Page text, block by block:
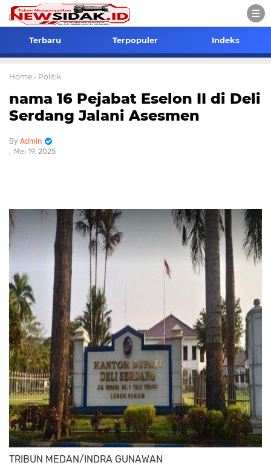
Terbaru Terpopuler Indeks
Home › Politik
nama 16 Pejabat Eselon II di Deli
Serdang Jalani Asesmen
Admin
Mei 19, 2025
TRIBUN MEDAN/INDRA GUNAWAN